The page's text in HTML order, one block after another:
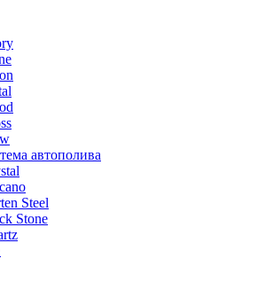
автополива
Steel
Stone